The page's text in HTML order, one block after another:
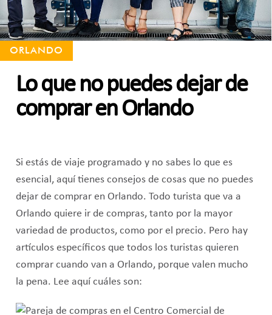
ORLANDO
Lo que no puedes dejar de
comprar en Orlando
Si estás de viaje programado y no sabes lo que es
esencial, aquí tienes consejos de cosas que no puedes
dejar de comprar en Orlando. Todo turista que va a
Orlando quiere ir de compras, tanto por la mayor
variedad de productos, como por el precio. Pero hay
artículos específicos que todos los turistas quieren
comprar cuando van a Orlando, porque valen mucho
la pena. Lee aquí cuáles son: